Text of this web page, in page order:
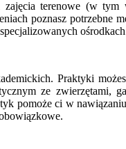
terenowe (w
poznasz potrzebne
Praktyki
ze zwierzętami,
pomoże ci w